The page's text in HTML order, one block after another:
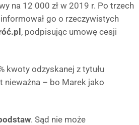
na 12 000 zł w 2019 r. Po trzech
go o rzeczywistych
, podpisując umowę cesji
kwoty odzyskanej z tytułu
nieważna – bo Marek jako
. Sąd nie może